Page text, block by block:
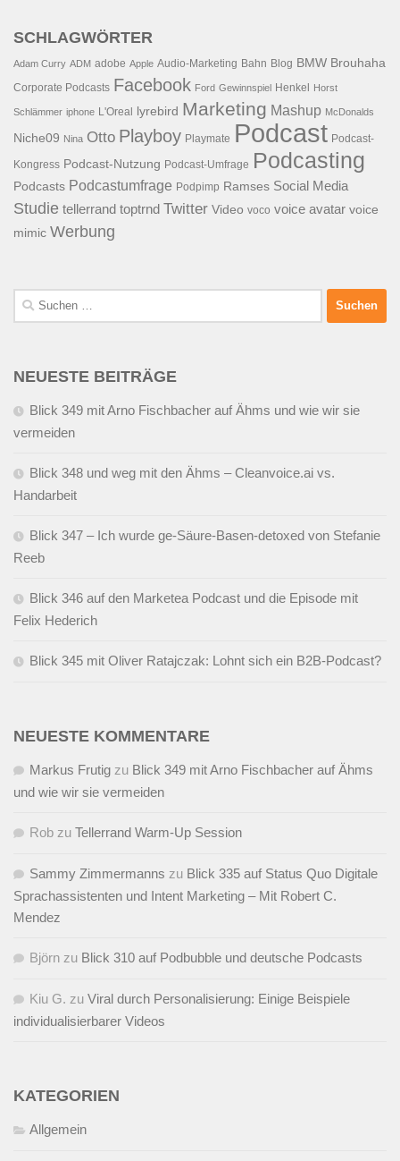
SCHLAGWÖRTER
Adam Curry ADM adobe Apple Audio-Marketing Bahn Blog BMW Brouhaha
Corporate Podcasts Facebook Ford Gewinnspiel Henkel Horst
Schlämmer iphone L'Oreal lyrebird Marketing Mashup McDonalds
Niche09 Nina Otto Playboy Playmate Podcast Podcast-
Kongress Podcast-Nutzung Podcast-Umfrage Podcasting
Podcasts Podcastumfrage Podpimp Ramses Social Media
Studie tellerrand toptrnd Twitter Video voco voice avatar voice
mimic Werbung
Suchen
nach:
NEUESTE BEITRÄGE
Blick 349 mit Arno Fischbacher auf Ähms und wie wir sie
vermeiden
Blick 348 und weg mit den Ähms – Cleanvoice.ai vs.
Handarbeit
Blick 347 – Ich wurde ge-Säure-Basen-detoxed von Stefanie
Reeb
Blick 346 auf den Marketea Podcast und die Episode mit
Felix Hederich
Blick 345 mit Oliver Ratajczak: Lohnt sich ein B2B-Podcast?
NEUESTE KOMMENTARE
Markus Frutig zu Blick 349 mit Arno Fischbacher auf Ähms
und wie wir sie vermeiden
Rob zu Tellerrand Warm-Up Session
Sammy Zimmermanns zu Blick 335 auf Status Quo Digitale
Sprachassistenten und Intent Marketing – Mit Robert C.
Mendez
Björn zu Blick 310 auf Podbubble und deutsche Podcasts
Kiu G. zu Viral durch Personalisierung: Einige Beispiele
individualisierbarer Videos
KATEGORIEN
Allgemein